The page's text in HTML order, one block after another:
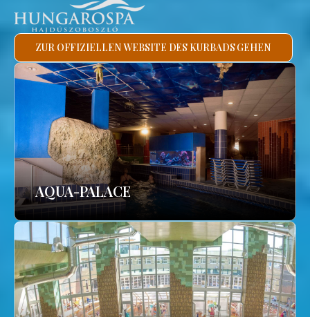
ZUR OFFIZIELLEN WEBSITE DES KURBADS GEHEN
AQUA-PALACE